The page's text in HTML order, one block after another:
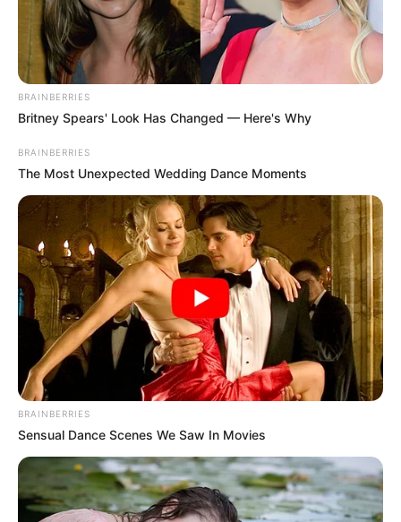
BRAINBERRIES
Britney Spears' Look Has Changed — Here's Why
BRAINBERRIES
The Most Unexpected Wedding Dance Moments
BRAINBERRIES
Sensual Dance Scenes We Saw In Movies